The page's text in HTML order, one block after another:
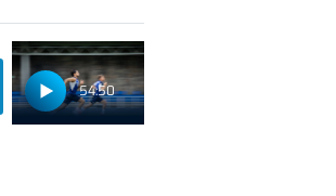
54:50